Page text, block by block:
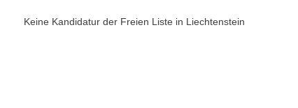
Keine Kandidatur der Freien Liste in Liechtenstein